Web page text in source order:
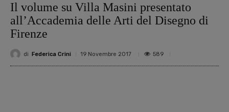
Il volume su Villa Masini presentato
all’Accademia delle Arti del Disegno di
Firenze
di Federica Crini 19 Novembre 2017 589